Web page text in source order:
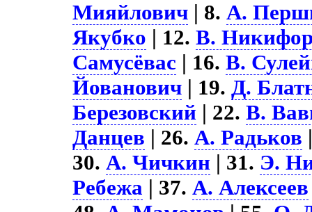
Мияйлович | 8.А.
Якубко | 12.В.
Самусёвас | 16.В.
Йованович | 19.Д.
Березовский | 22.В.
Данцев | 26.А. Радьков
30.А. Чичкин | 31. Э.
Ребежа | 37.А. Алексеев